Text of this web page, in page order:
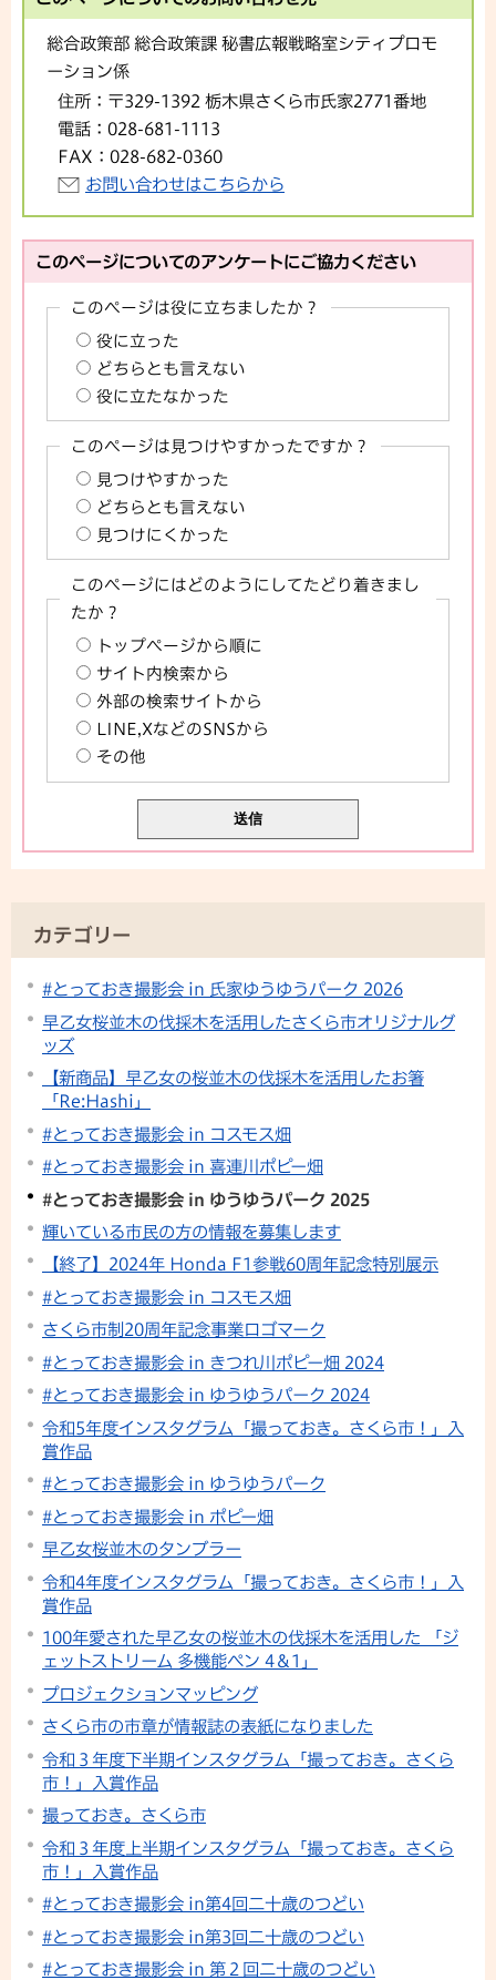
総合政策部 総合政策課 秘書広報戦略室シティプロモ
ーション係
住所： 〒329-1392 栃木県さくら市氏家2771番地
電話： 028-681-1113
FAX： 028-682-0360
お問い合わせはこちらから
このページについてのアンケートにご協力ください
このページは役に立ちましたか？
役に立った
どちらとも言えない
役に立たなかった
このページは見つけやすかったですか？
見つけやすかった
どちらとも言えない
見つけにくかった
このページにはどのようにしてたどり着きまし
たか？
トップページから順に
サイト内検索から
外部の検索サイトから
LINE,XなどのSNSから
その他
カテゴリー
#とっておき撮影会 in 氏家ゆうゆうパーク 2026
早乙女桜並木の伐採木を活用したさくら市オリジナルグ
ッズ
【新商品】早乙女の桜並木の伐採木を活用したお箸
「Re:Hashi」
#とっておき撮影会 in コスモス畑
#とっておき撮影会 in 喜連川ポピー畑
#とっておき撮影会 in ゆうゆうパーク 2025
輝いている市民の方の情報を募集します
【終了】2024年 Honda F1参戦60周年記念特別展示
#とっておき撮影会 in コスモス畑
さくら市制20周年記念事業ロゴマーク
#とっておき撮影会 in きつれ川ポピー畑 2024
#とっておき撮影会 in ゆうゆうパーク 2024
令和5年度インスタグラム「撮っておき。さくら市！」入
賞作品
#とっておき撮影会 in ゆうゆうパーク
#とっておき撮影会 in ポピー畑
早乙女桜並木のタンブラー
令和4年度インスタグラム「撮っておき。さくら市！」入
賞作品
100年愛された早乙女の桜並木の伐採木を活用した 「ジ
ェットストリーム 多機能ペン 4＆1」
プロジェクションマッピング
さくら市の市章が情報誌の表紙になりました
令和３年度下半期インスタグラム「撮っておき。さくら
市！」入賞作品
撮っておき。さくら市
令和３年度上半期インスタグラム「撮っておき。さくら
市！」入賞作品
#とっておき撮影会 in第4回二十歳のつどい
#とっておき撮影会 in第3回二十歳のつどい
#とっておき撮影会 in 第２回二十歳のつどい